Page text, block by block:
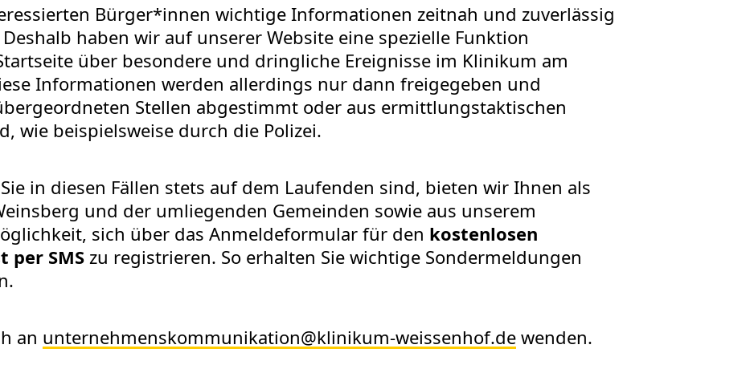
Bürger*innen wichtige Informationen zeitnah und zuverlässig
haben wir auf unserer Website eine spezielle Funktion
über besondere und dringliche Ereignisse im Klinikum am
Informationen werden allerdings nur dann freigegeben und
Stellen abgestimmt oder aus ermittlungstaktischen
wie beispielsweise durch die Polizei.
in diesen Fällen stets auf dem Laufenden sind, bieten wir Ihnen als
und der umliegenden Gemeinden sowie aus unserem
sich über das Anmeldeformular für den kostenlosen
per SMSzu registrieren. So erhalten Sie wichtige Sondermeldungen
an unternehmenskommunikation@klinikum-weissenhof.dewenden.